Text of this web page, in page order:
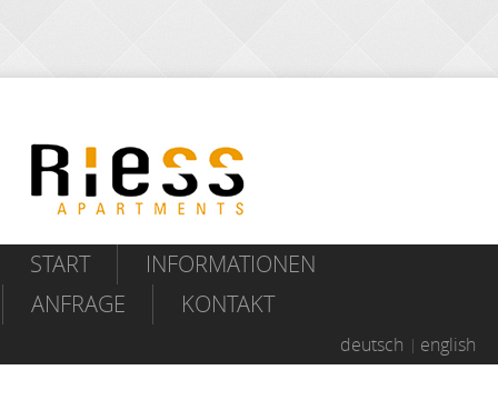
START
INFORMATIONEN
ANFRAGE
KONTAKT
deutsch english